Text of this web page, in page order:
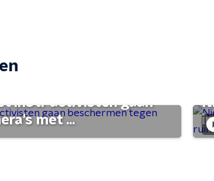
lhbti-activisten gaan
met ...